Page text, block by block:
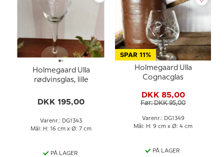
Holmegaard Ulla
rødvinsglas, lille
DKK 195,00
Varenr.: DG1343
Mål: H: 16 cm x Ø: 7 cm
PÅ LAGER
SPAR 11%
Holmegaard Ulla
Cognacglas
DKK 85,00
Før: DKK 95,00
Varenr.: DG1349
Mål: H: 9 cm x Ø: 4 cm
PÅ LAGER